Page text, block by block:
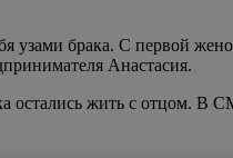
узами брака. С первой
Анастасия.
остались жить с отцом. В